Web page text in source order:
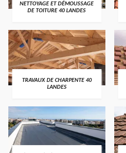
NETTOYAGE ET DÉMOUSSAGE
DE TOITURE 40 LANDES
TRAVAUX DE CHARPENTE 40
LANDES